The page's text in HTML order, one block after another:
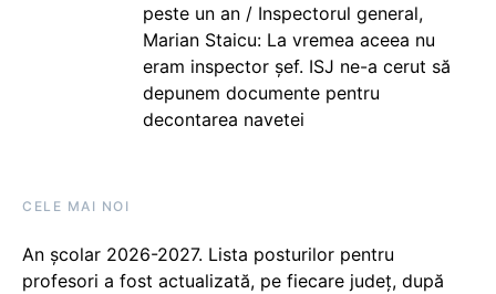
peste un an / Inspectorul general,
Marian Staicu: La vremea aceea nu
eram inspector șef. ISJ ne-a cerut să
depunem documente pentru
decontarea navetei
CELE MAI NOI
An școlar 2026-2027. Lista posturilor pentru
profesori a fost actualizată, pe fiecare județ, după